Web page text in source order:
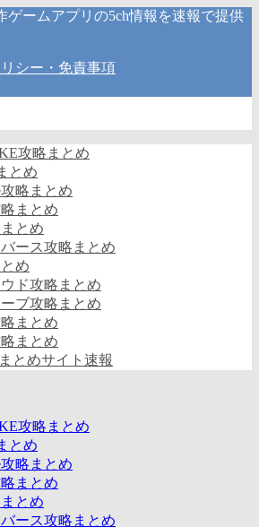
ゲームアプリの5ch情報を速報で提供
シー・免責事項
攻略まとめ
とめ
略まとめ
まとめ
とめ
ース攻略まとめ
め
ド攻略まとめ
ブ攻略まとめ
まとめ
まとめ
とめサイト速報
攻略まとめ
とめ
略まとめ
まとめ
とめ
ース攻略まとめ